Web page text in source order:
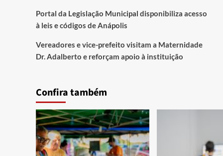
Portal da Legislação Municipal disponibiliza acesso
à leis e códigos de Anápolis
Vereadores e vice-prefeito visitam a Maternidade
Dr. Adalberto e reforçam apoio à instituição
Confira também